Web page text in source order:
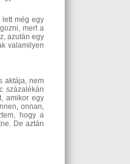
lett még egy
mert a
azután egy
valamilyen
aktája, nem
százalékán
amikor egy
onnan,
hogy a
De aztán